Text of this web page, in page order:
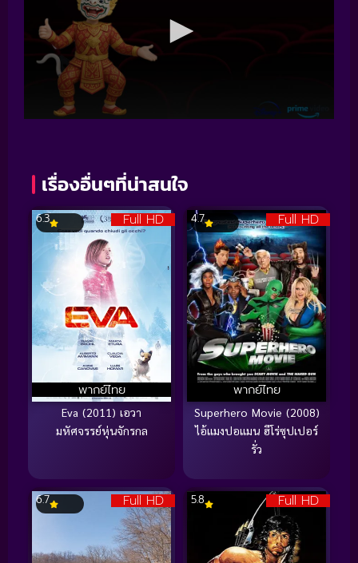
เรื่องอื่นๆที่น่าสนใจ
Full HD
พากย์ไทย
6.3
Eva (2011) เอวา
มหัศจรรย์หุ่นจักรกล
Full HD
พากย์ไทย
4.7
Superhero Movie (2008)
ไอ้แมงปอแมน ฮีโร่ซุปเปอร์
รั่ว
Full HD
6.7 Full HD
5.8